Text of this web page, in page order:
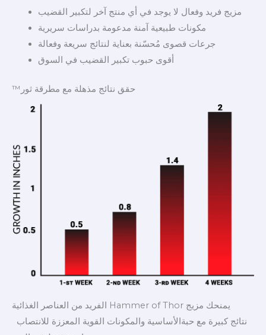
مزيج فريد وفعال لا يوجد في أي منتج آخر لتكبير القضيب
مكونات طبيعية آمنة مدعومة بدراسات سريرية
جرعات قصوى مُحسّنة بعناية لنتائج سريعة وفعالة
أقوى حبوب تكبير القضيب في السوق
حقق نتائج مذهلة مع مطرقة ثور™
يمنحك مزيج Hammer of Thor الفريد من العناصر الغذائية
الأساسية والمكونات القوية المعززة للانتصابنتائج كبيرة مع حبة